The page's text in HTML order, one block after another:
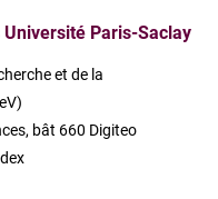
Université Paris-Saclay
et de la
bât 660 Digiteo